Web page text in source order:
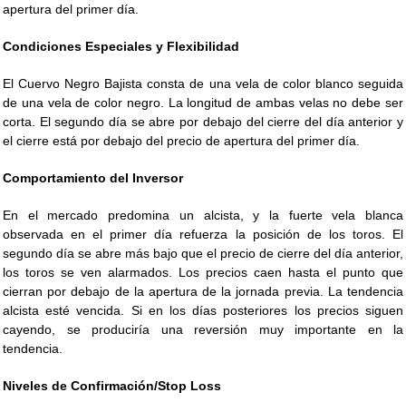
apertura del primer día.
Condiciones Especiales y Flexibilidad
El Cuervo Negro Bajista consta de una vela de color blanco seguida
de una vela de color negro. La longitud de ambas velas no debe ser
corta. El segundo día se abre por debajo del cierre del día anterior y
el cierre está por debajo del precio de apertura del primer día.
Comportamiento del Inversor
En el mercado predomina un alcista, y la fuerte vela blanca
observada en el primer día refuerza la posición de los toros. El
segundo día se abre más bajo que el precio de cierre del día anterior,
los toros se ven alarmados. Los precios caen hasta el punto que
cierran por debajo de la apertura de la jornada previa. La tendencia
alcista esté vencida. Si en los días posteriores los precios siguen
cayendo, se produciría una reversión muy importante en la
tendencia.
Niveles de Confirmación/Stop Loss